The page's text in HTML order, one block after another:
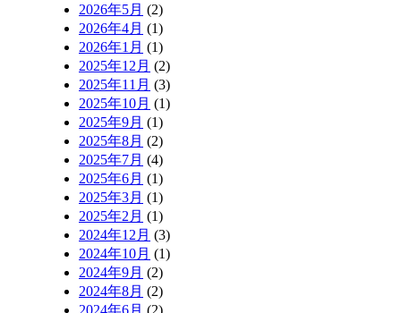
2026年5月 (2)
2026年4月 (1)
2026年1月 (1)
2025年12月 (2)
2025年11月 (3)
2025年10月 (1)
2025年9月 (1)
2025年8月 (2)
2025年7月 (4)
2025年6月 (1)
2025年3月 (1)
2025年2月 (1)
2024年12月 (3)
2024年10月 (1)
2024年9月 (2)
2024年8月 (2)